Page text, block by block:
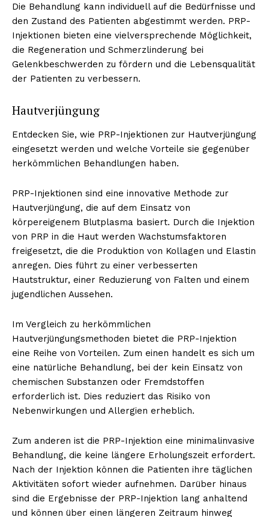
Erhalte unseren
kostenlosen Newsletter
Die Behandlung kann individuell auf die Bedürfnisse und
den Zustand des Patienten abgestimmt werden. PRP-
Injektionen bieten eine vielversprechende Möglichkeit,
die Regeneration und Schmerzlinderung bei
Gelenkbeschwerden zu fördern und die Lebensqualität
der Patienten zu verbessern.
Hautverjüngung
Entdecken Sie, wie PRP-Injektionen zur Hautverjüngung
eingesetzt werden und welche Vorteile sie gegenüber
herkömmlichen Behandlungen haben.
PRP-Injektionen sind eine innovative Methode zur
Hautverjüngung, die auf dem Einsatz von
körpereigenem Blutplasma basiert. Durch die Injektion
von PRP in die Haut werden Wachstumsfaktoren
freigesetzt, die die Produktion von Kollagen und Elastin
anregen. Dies führt zu einer verbesserten
Hautstruktur, einer Reduzierung von Falten und einem
jugendlichen Aussehen.
Im Vergleich zu herkömmlichen
Hautverjüngungsmethoden bietet die PRP-Injektion
eine Reihe von Vorteilen. Zum einen handelt es sich um
eine natürliche Behandlung, bei der kein Einsatz von
chemischen Substanzen oder Fremdstoffen
erforderlich ist. Dies reduziert das Risiko von
Nebenwirkungen und Allergien erheblich.
Zum anderen ist die PRP-Injektion eine minimalinvasive
Behandlung, die keine längere Erholungszeit erfordert.
Nach der Injektion können die Patienten ihre täglichen
Aktivitäten sofort wieder aufnehmen. Darüber hinaus
sind die Ergebnisse der PRP-Injektion lang anhaltend
und können über einen längeren Zeitraum hinweg